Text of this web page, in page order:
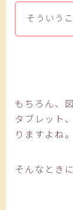
そういう
もちろん、
タブレット
りますよね。
そんなとき